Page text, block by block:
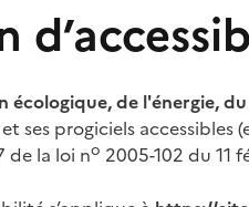
écologique, de l'énergie,
ses progiciels
de la loi no 2005-102 du 11